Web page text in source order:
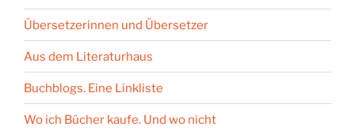
Übersetzerinnen und Übersetzer
Aus dem Literaturhaus
Buchblogs. Eine Linkliste
Wo ich Bücher kaufe. Und wo nicht